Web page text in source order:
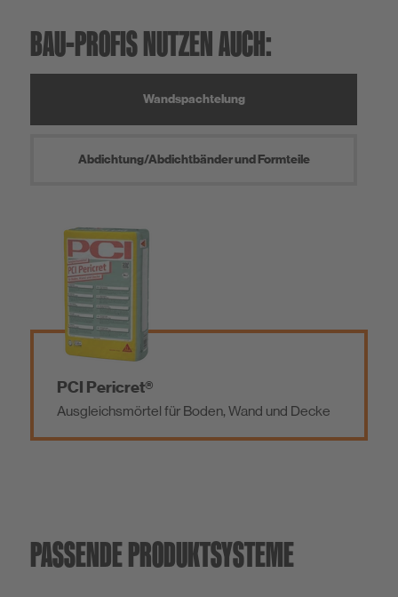
BAU-PROFIS NUTZEN AUCH:
Wandspachtelung
Abdichtung/Abdichtbänder und Formteile
PCI Pericret®
Ausgleichsmörtel für Boden, Wand und Decke
PASSENDE PRODUKTSYSTEME